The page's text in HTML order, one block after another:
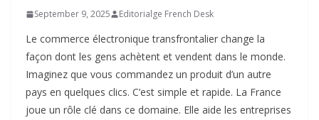
September 9, 2025 Editorialge French Desk
Le commerce électronique transfrontalier change la
façon dont les gens achètent et vendent dans le monde.
Imaginez que vous commandez un produit d’un autre
pays en quelques clics. C’est simple et rapide. La France
joue un rôle clé dans ce domaine. Elle aide les entreprises